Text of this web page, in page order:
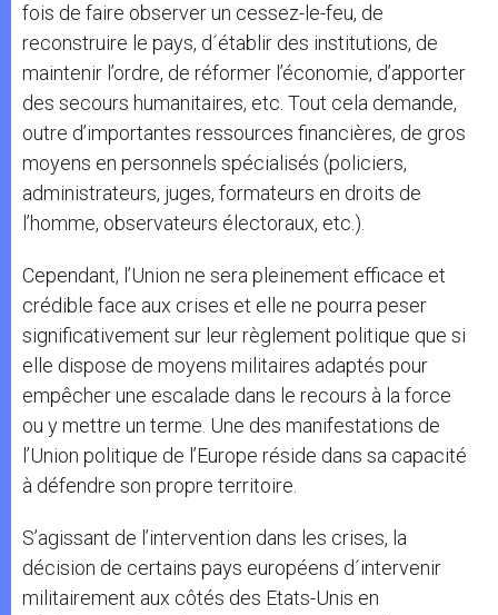
fois de faire observer un cessez-le-feu, de
reconstruire le pays, d´établir des institutions, de
maintenir l’ordre, de réformer l’économie, d’apporter
des secours humanitaires, etc. Tout cela demande,
outre d’importantes ressources financières, de gros
moyens en personnels spécialisés (policiers,
administrateurs, juges, formateurs en droits de
l’homme, observateurs électoraux, etc.).
Cependant, l’Union ne sera pleinement efficace et
crédible face aux crises et elle ne pourra peser
significativement sur leur règlement politique que si
elle dispose de moyens militaires adaptés pour
empêcher une escalade dans le recours à la force
ou y mettre un terme. Une des manifestations de
l’Union politique de l’Europe réside dans sa capacité
à défendre son propre territoire.
S’agissant de l’intervention dans les crises, la
décision de certains pays européens d´intervenir
militairement aux côtés des Etats-Unis en